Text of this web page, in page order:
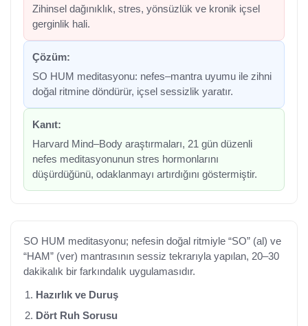
Zihinsel dağınıklık, stres, yönsüzlük ve kronik içsel
gerginlik hali.
Çözüm:
SO HUM meditasyonu: nefes–mantra uyumu ile zihni
doğal ritmine döndürür, içsel sessizlik yaratır.
Kanıt:
Harvard Mind–Body araştırmaları, 21 gün düzenli
nefes meditasyonunun stres hormonlarını
düşürdüğünü, odaklanmayı artırdığını göstermiştir.
SO HUM meditasyonu; nefesin doğal ritmiyle “SO” (al) ve
“HAM” (ver) mantrasının sessiz tekrarıyla yapılan, 20–30
dakikalık bir farkındalık uygulamasıdır.
Hazırlık ve Duruş
Dört Ruh Sorusu